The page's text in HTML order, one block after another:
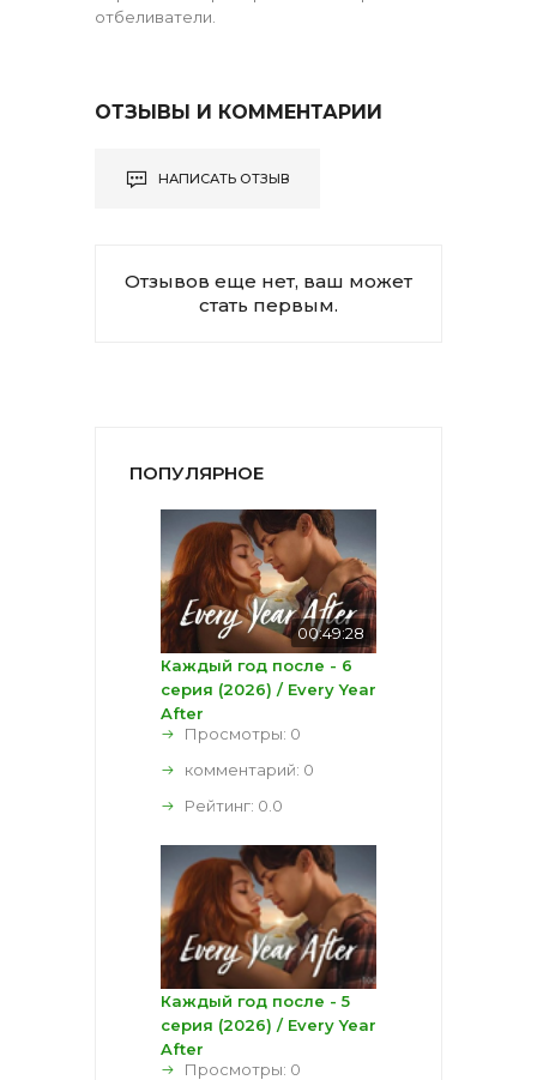
отбеливатели.
ОТЗЫВЫ И КОММЕНТАРИИ
НАПИСАТЬ ОТЗЫВ
Отзывов еще нет, ваш может
стать первым.
ПОПУЛЯРНОЕ
00:49:28
Каждый год после - 6
серия (2026) / Every Year
After
Просмотры: 0
комментарий: 0
Рейтинг: 0.0
Каждый год после - 5
серия (2026) / Every Year
After
Просмотры: 0